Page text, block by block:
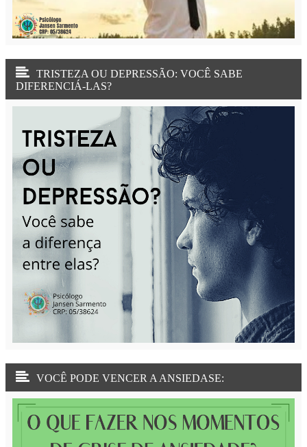
TRISTEZA OU DEPRESSÃO: VOCÊ SABE
DIFERENCIÁ-LAS?
VOCÊ PODE VENCER A ANSIEDASE: